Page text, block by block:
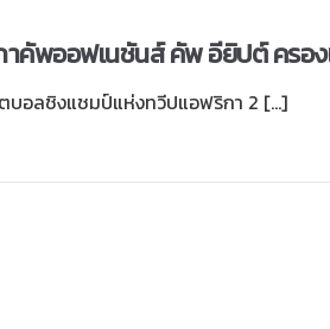
คัพออฟเนชันส์ คัพ อียิปต์ ครอง
บอลชิงแชมป์แห่งทวีปแอฟริกา 2 […]